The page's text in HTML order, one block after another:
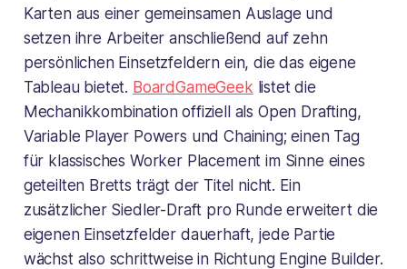
Karten aus einer gemeinsamen Auslage und
setzen ihre Arbeiter anschließend auf zehn
persönlichen Einsetzfeldern ein, die das eigene
Tableau bietet. BoardGameGeek listet die
Mechanikkombination offiziell als Open Drafting,
Variable Player Powers und Chaining; einen Tag
für klassisches Worker Placement im Sinne eines
geteilten Bretts trägt der Titel nicht. Ein
zusätzlicher Siedler-Draft pro Runde erweitert die
eigenen Einsetzfelder dauerhaft, jede Partie
wächst also schrittweise in Richtung Engine Builder.